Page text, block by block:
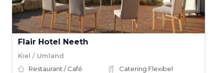
Flair Hotel Neeth
Kiel / Umland
Restaurant / Café
Catering Flexibel